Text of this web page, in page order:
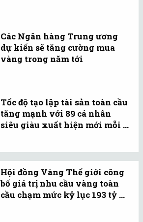
Các Ngân hàng Trung ương
dự kiến sẽ tăng cường mua
vàng trong năm tới
Tốc độ tạo lập tài sản toàn cầu
tăng mạnh với 89 cá nhân
siêu giàu xuất hiện mới mỗi ...
Hội đồng Vàng Thế giới công
bố giá trị nhu cầu vàng toàn
cầu chạm mức kỷ lục 193 tỷ ...